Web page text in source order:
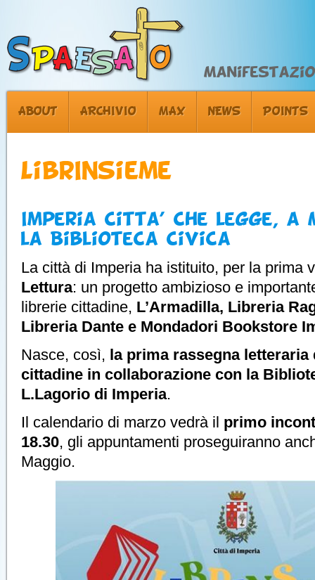
ABOUT ARCHIVIO MAX NEWS POINTS
LibrInsieme
Imperia Citta’ che legge, a
la Biblioteca Civica
La città di Imperia ha istituito, per la prima
Lettura: un progetto ambizioso e
librerie cittadine, L’Armadilla, Libreria
Libreria Dante e Mondadori Bookstore
Nasce, così, la prima rassegna letteraria
cittadine in collaborazione con la
L.Lagorio di Imperia.
Il calendario di marzo vedrà il primo
18.30, gli appuntamenti proseguiranno
Maggio.